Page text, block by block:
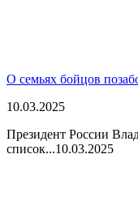
О семьях бойцов
10.03.2025
Президент России
список...10.03.2025